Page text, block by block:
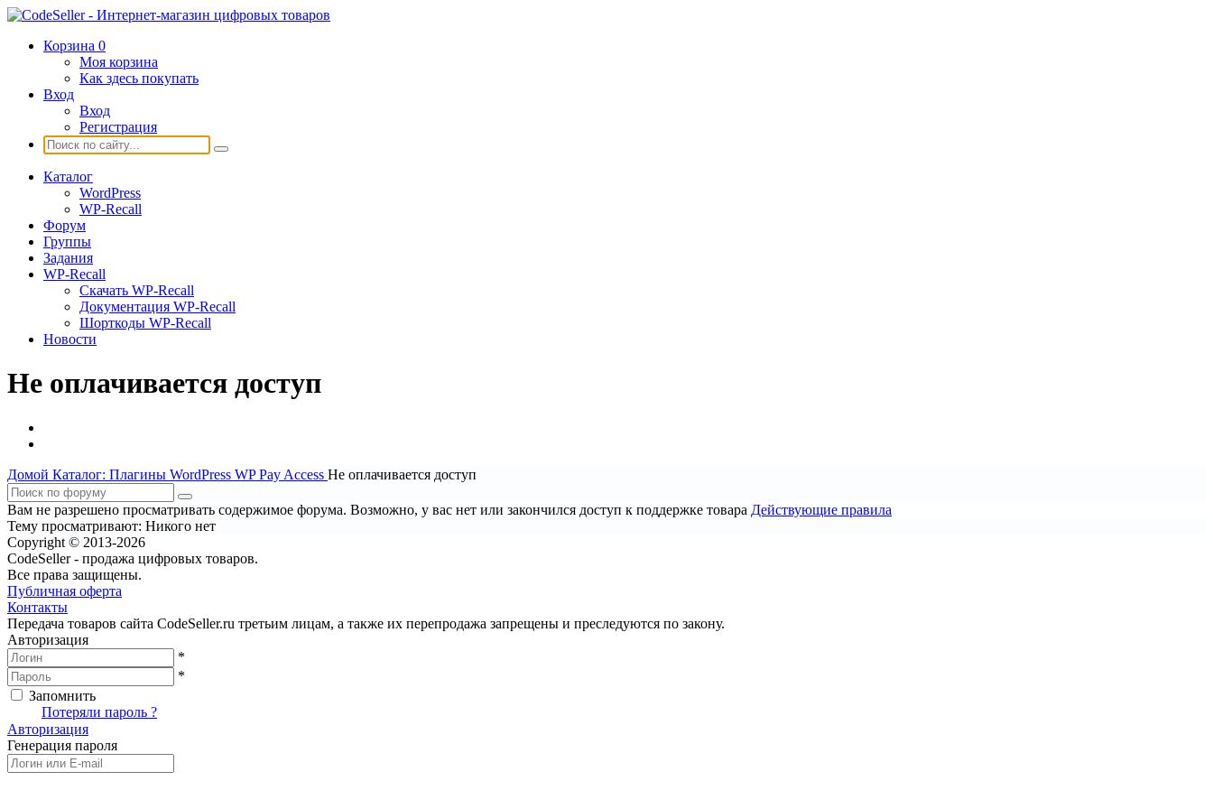
Корзина 0
Моя корзина
Как здесь покупать
Вход
Вход
Регистрация
Каталог
WordPress
WP-Recall
Форум
Группы
Задания
WP-Recall
Скачать WP-Recall
Документация WP-Recall
Шорткоды WP-Recall
Новости
Не оплачивается доступ
Домой Каталог: Плагины WordPress WP Pay Access Не оплачивается доступ
Вам не разрешено просматривать содержимое форума. Возможно, у вас нет или закончился доступ к поддержке товара Действующие правила
Тему просматривают: Никого нет
Copyright © 2013-2026
CodeSeller - продажа цифровых товаров.
Все права защищены.
Публичная оферта
Контакты
Передача товаров сайта CodeSeller.ru третьим лицам, а также их перепродажа запрещены и преследуются по закону.
Авторизация
*
*
Запомнить
Потеряли пароль ?
Авторизация
Генерация пароля